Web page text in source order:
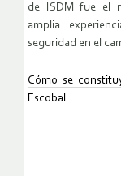
de ISDM fue el
amplia
seguridad en el
Cómo se
Escobal